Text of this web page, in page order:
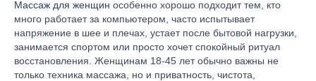
Массаж для женщин особенно хорошо подходит тем, кто
много работает за компьютером, часто испытывает
напряжение в шее и плечах, устает после бытовой нагрузки,
занимается спортом или просто хочет спокойный ритуал
восстановления. Женщинам 18-45 лет обычно важны не
только техника массажа, но и приватность, чистота,